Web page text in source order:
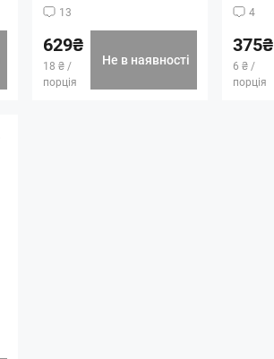
13
629₴
18 ₴ /
порція
Не в наявності
4
375₴
6 ₴ /
порція